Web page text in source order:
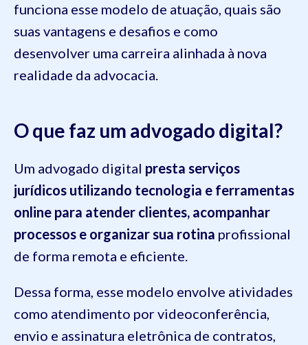
funciona esse modelo de atuação, quais são
suas vantagens e desafios e como
desenvolver uma carreira alinhada à nova
realidade da advocacia.
O que faz um advogado digital?
Um advogado digital presta serviços
jurídicos utilizando tecnologia e ferramentas
online para atender clientes, acompanhar
processos e organizar sua rotina profissional
de forma remota e eficiente.
Dessa forma, esse modelo envolve atividades
como atendimento por videoconferência,
envio e assinatura eletrônica de contratos,